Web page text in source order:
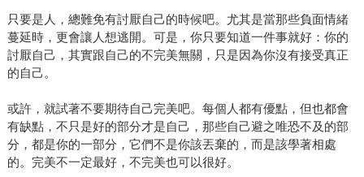
只要是人，總難免有討厭自己的時候吧。尤其是當那些負面情緒
蔓延時，更會讓人想逃開。可是，你只要知道一件事就好：你的
討厭自己，其實跟自己的不完美無關，只是因為你沒有接受真正
的自己。
或許，就試著不要期待自己完美吧。每個人都有優點，但也都會
有缺點，不只是好的部分才是自己，那些自己避之唯恐不及的部
分，都是你的一部分，它們不是你該丟棄的，而是該學著相處
的。完美不一定最好，不完美也可以很好。